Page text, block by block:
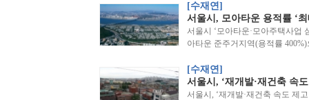
[수재연]
서울시, 모아타운 용적률 ‘
서울시 ‘모아타운·모아주택사업
아타운 준주거지역(용적률
[수재연]
서울시, ‘재개발·재건축 속
서울시, ‘재개발·재건축 속도 제